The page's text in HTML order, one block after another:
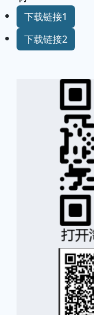
下载链接1
下载链接2